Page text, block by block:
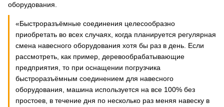
оборудования.
«Быстроразъёмные соединения целесообразно
приобретать во всех случаях, когда планируется регулярная
смена навесного оборудования хотя бы раз в день. Если
рассмотреть, как пример, деревообрабатывающие
предприятия, то при оснащении погрузчика
быстроразъёмным соединением для навесного
оборудования, машина используется на все 100% без
простоев, в течение дня по несколько раз меняя навеску в